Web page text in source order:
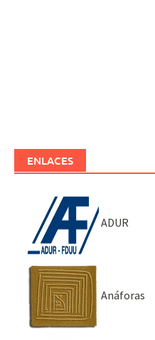
ENLACES
ADUR
Anáforas